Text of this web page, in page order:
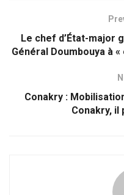
Le chef d’État-major
Général Doumbouya à
Conakry :
Conakry,